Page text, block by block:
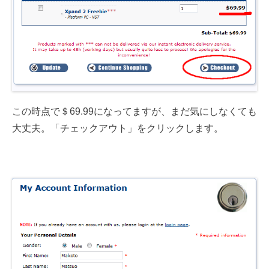
この時点で＄69.99になってますが、まだ気にしなくても
大丈夫。「チェックアウト」をクリックします。